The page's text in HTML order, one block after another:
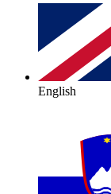
English